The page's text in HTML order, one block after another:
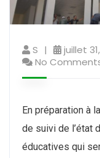
S juillet
No
En préparation à
de suivi de l’état
éducatives qui